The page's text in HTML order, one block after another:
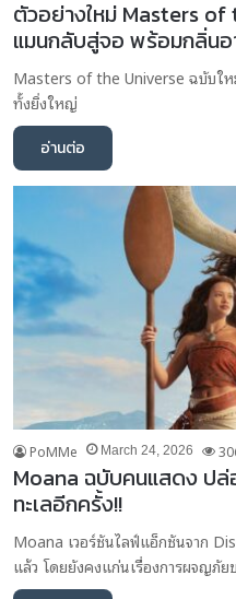
ตัวอย่างใหม่ Masters
แมนกลับสู่จอ พร้อมกลิ่น
Masters of the Universe ฉบับใ
ทั้งยิ่งใหญ่
อ่านต่อ
PoMMe March 24, 2026
Moana ฉบับคนแสดง ป
ทะเลอีกครั้ง!!
Moana เวอร์ชันไลฟ์แอ็กชันจาก
แล้ว โดยยังคงแก่นเรื่องการผจญภัย